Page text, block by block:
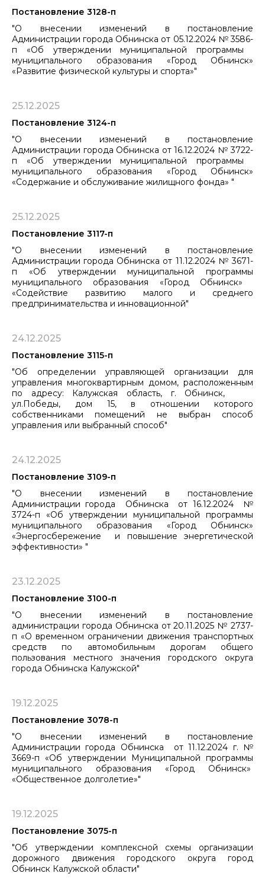
Постановление 3128-п
"О внесении изменений в постановление
Администрации города Обнинска от 05.12.2024 № 3586-
п «Об утверждении муниципальной программы ​​​​​​​
муниципального образования «Город Обнинск»
«Развитие физической культуры и спорта»"
25.12.2025
Постановление 3124-п
"О внесении изменений в постановление
Администрации города Обнинска от 16.12.2024 № 3722-
п «Об утверждении муниципальной программы ​​​​​​​
муниципального образования «Город Обнинск»
«Содержание и обслуживание жилищного фонда» "
25.12.2025
Постановление 3117-п
"О внесении изменений в постановление
Администрации города Обнинска от 11.12.2024 № 3671-
п «Об утверждении муниципальной программы
муниципального образования «Город Обнинск» ​​​​​​​
«Содействие развитию малого и среднего
предпринимательства и инновационной"
24.12.2025
Постановление 3115-п
"Об определении управляющей организации для
управления многоквартирным домом, расположенным
по адресу: Калужская область, г. Обнинск,
ул.Победы, дом 15, в отношении которого
собственниками помещений не выбран способ
управления или выбранный способ"
24.12.2025
Постановление 3109-п
"О внесении изменений в постановление
Администрации города Обнинска от 16.12.2024 №
3724-п «Об утверждении муниципальной программы
муниципального образования «Город Обнинск»
«Энергосбережение и повышение энергетической
эффективности» "
23.12.2025
Постановление 3100-п
"О внесении изменений в постановление
администрации города Обнинска от 20.11.2025 № 2737-
п «О временном ограничении движения транспортных
средств по автомобильным дорогам общего
пользования местного значения городского округа
города Обнинска Калужской"
19.12.2025
Постановление 3078-п
"О внесении изменений в постановление
Администрации города Обнинска от 11.12.2024 г. №
3669-п «Об утверждении Муниципальной программы
муниципального образования «Город Обнинск»
«Общественное долголетие»"
19.12.2025
Постановление 3075-п
"Об утверждении комплексной схемы организации
дорожного движения городского округа город
Обнинск Калужской области"